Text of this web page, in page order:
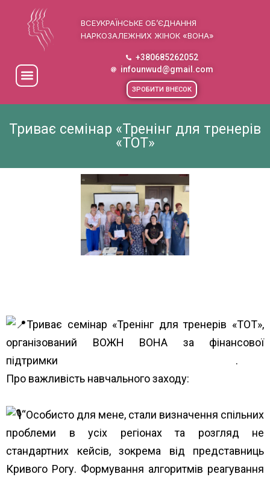
ВСЕУКРАЇНСЬКЕ ОБ’ЄДНАННЯ
НАРКОЗАЛЕЖНИХ ЖІНОК «ВОНА»
+380685262052
infounwud@gmail.com
ЗРОБИТИ ВНЕСОК
Триває семінар «Тренінг для тренерів
«ТОТ»
Триває семінар «Тренінг для тренерів «ТОТ»,
організований ВОЖН ВОНА за фінансової
підтримки
.
Про важливість навчального заходу:
“Особисто для мене, стали визначення спільних
проблеми в усіх регіонах та розгляд не
стандартних кейсів, зокрема від представниць
Кривого Рогу. Формування алгоритмів реагування